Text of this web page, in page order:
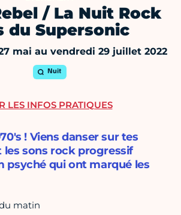
/ La Nuit Rock
du Supersonic
mai au vendredi 29 juillet 2022
Nuit
! Viens danser sur tes
les sons rock progressif
psyché qui ont marqué les
matin
LES INFOS PRATIQUES